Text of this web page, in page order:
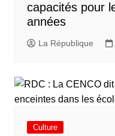
capacités pour
années
La République
Culture